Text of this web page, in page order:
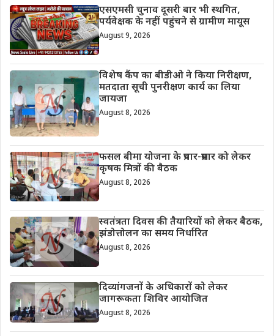
एसएमसी चुनाव दूसरी बार भी स्थगित,
पर्यवेक्षक के नहीं पहुंचने से ग्रामीण मायूस
August 9, 2026
विशेष कैंप का बीडीओ ने किया निरीक्षण,
मतदाता सूची पुनरीक्षण कार्य का लिया
जायजा
August 8, 2026
फसल बीमा योजना के प्रचार-प्रसार को लेकर
कृषक मित्रों की बैठक
August 8, 2026
स्वतंत्रता दिवस की तैयारियों को लेकर बैठक,
झंडोत्तोलन का समय निर्धारित
August 8, 2026
दिव्यांगजनों के अधिकारों को लेकर
जागरूकता शिविर आयोजित
August 8, 2026